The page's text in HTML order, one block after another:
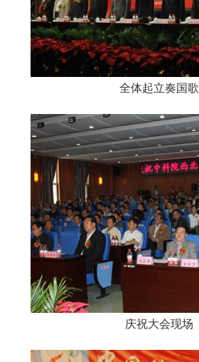
全体起立奏国歌
庆祝大会现场